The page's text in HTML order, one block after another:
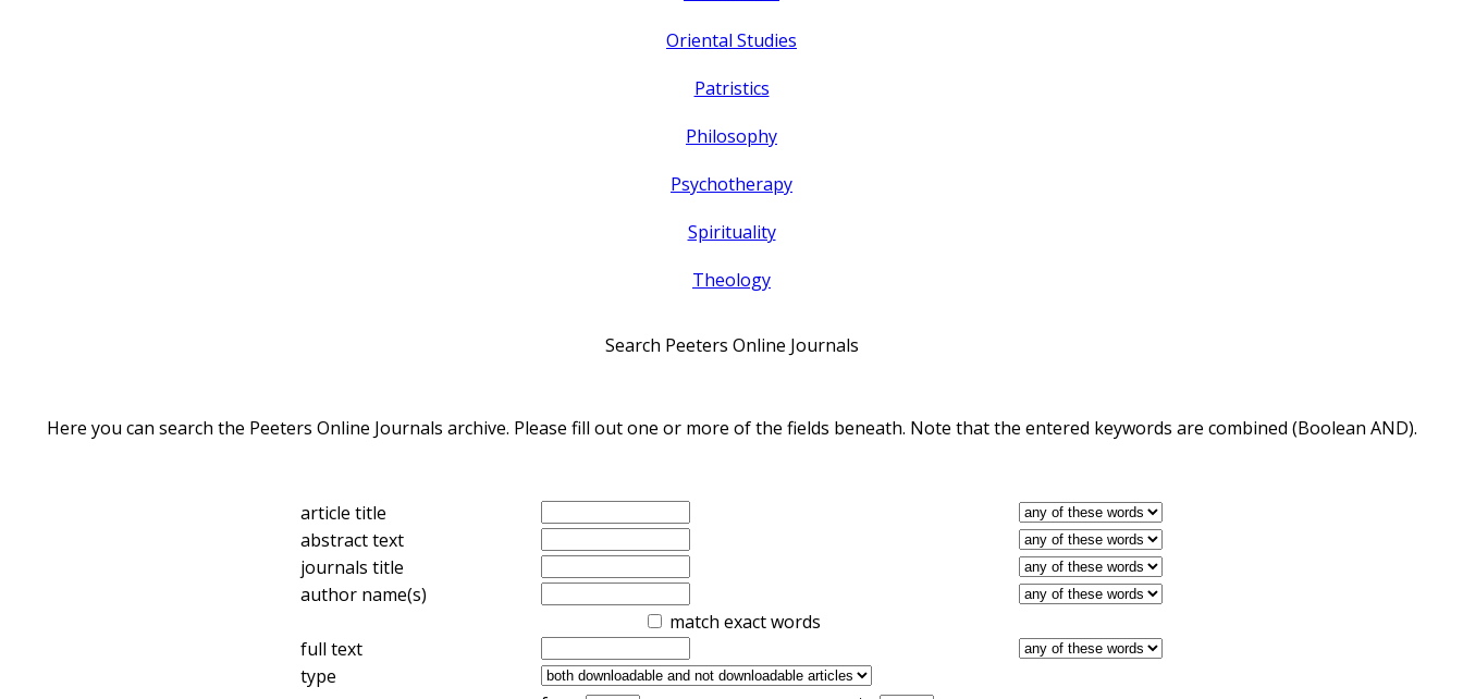
Oriental Studies
Patristics
Philosophy
Psychotherapy
Spirituality
Theology
Search Peeters Online Journals
Here you can search the Peeters Online Journals archive. Please fill out one or more of the fields beneath. Note that the entered keywords are combined (Boolean AND).
article title
abstract text
journals title
author name(s)
match exact words
full text
type